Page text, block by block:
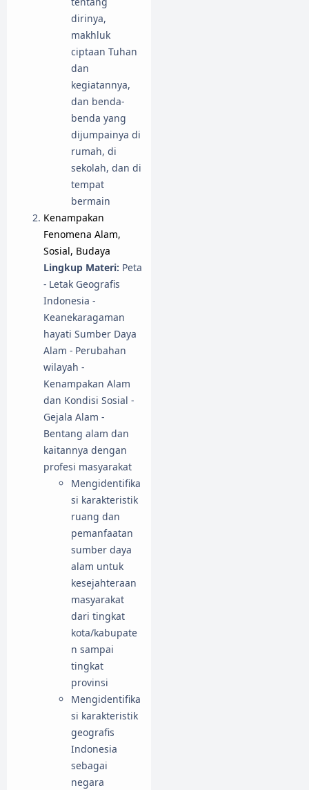
dirinya,
makhluk
ciptaan Tuhan
dan
kegiatannya,
dan benda-
benda yang
dijumpainya di
rumah, di
sekolah, dan di
tempat
bermain
Kenampakan
Fenomena Alam,
Sosial, Budaya
Lingkup Materi: Peta
- Letak Geografis
Indonesia -
Keanekaragaman
hayati Sumber Daya
Alam - Perubahan
wilayah -
Kenampakan Alam
dan Kondisi Sosial -
Gejala Alam -
Bentang alam dan
kaitannya dengan
profesi masyarakat
Mengidentifika
si karakteristik
ruang dan
pemanfaatan
sumber daya
alam untuk
kesejahteraan
masyarakat
dari tingkat
kota/kabupate
n sampai
tingkat
provinsi
Mengidentifika
si karakteristik
geografis
Indonesia
sebagai
negara